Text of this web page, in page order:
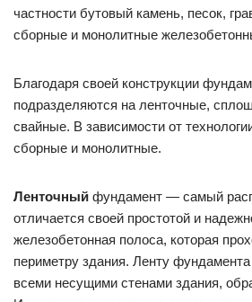
частности бутовый камень, песок,
сборные и монолитные
Благодаря своей конструкции
подразделяются на ленточные,
свайные. В зависимости от
сборные и монолитные.
Ленточный фундамент — самый
отличается своей простотой и
железобетонная полоса, которая
периметру здания. Ленту
всеми несущими стенами здания,